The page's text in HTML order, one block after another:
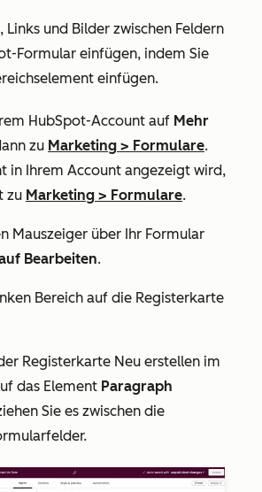
Links und Bilder zwischen Feldern
Formular einfügen, indem Sie
einfügen.
HubSpot-Account auf Mehr
zu Marketing > Formulare.
in Ihrem Account angezeigt wird,
zu Marketing > Formulare.
Mauszeiger über Ihr Formular
Bearbeiten.
Bereich auf die Registerkarte
Registerkarte Neu erstellen im
das Element Paragraph
Sie es zwischen die